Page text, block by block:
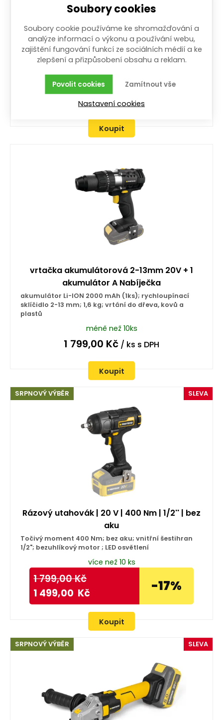
vrtačka s příklepem akumulátorová 2-
13mm 20V, 1 akumulátor
akumulátor Li-ION 20 V 2000 mAh (1ks); příklep; max.
točivý moment 60 Nm; sklíčidlo 2 - 13 mm;
méně než 10ks
2 449,00Kč/ kss DPH
Koupit
vrtačka akumulátorová 2-13mm 20V + 1
akumulátor A Nabíječka
akumulátor Li-ION 2000 mAh (1ks); rychloupínací
sklíčidlo 2-13 mm; 1,6 kg; vrtání do dřeva, kovů a
plastů
méně než 10ks
1 799,00 Kč / ks s DPH
Koupit
SLEVA
SRPNOVÝ VÝBĚR
Rázový utahovák | 20 V | 400 Nm | 1/2'' | bez
aku
Točivý moment 400 Nm; bez aku; vnitřní šestihran
1/2"; bezuhlíkový motor ; LED osvětlení
více než 10 ks
1 799,00Kč
1 499,00 Kč -17%
Koupit
SLEVA
SRPNOVÝ VÝBĚR
Soubory cookies
Soubory cookie používáme ke shromažďování a
analýze informací o výkonu a používání webu,
zajištění fungování funkcí ze sociálních médií a ke
zlepšení a přizpůsobení obsahu a reklam.
Zamítnout vše
Povolit cookies
Nastavení cookies